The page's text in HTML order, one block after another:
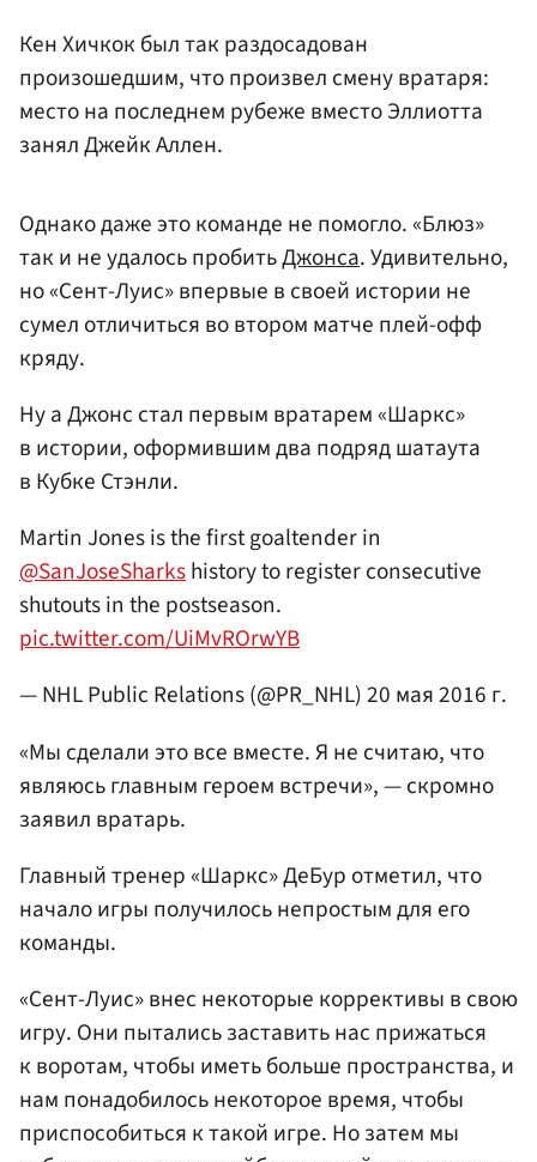
Кен Хичкок был так раздосадован
произошедшим, что произвел смену вратаря:
место на последнем рубеже вместо Эллиотта
занялДжейк Аллен.
Однако даже это команде не помогло. «Блюз»
так и не удалось пробитьДжонса. Удивительно,
но «Сент-Луис» впервые в своей истории не
сумел отличиться во втором матче плей-офф
кряду.
Ну а Джонс стал первым вратарем «Шаркс»
в истории, оформившим два подряд шатаута
в Кубке Стэнли.
Martin Jones is the first goaltender in
@SanJoseSharkshistory to register consecutive
shutouts in the postseason.
pic.twitter.com/UiMvROrwYB
— NHL Public Relations (@PR_NHL)20 мая 2016 г.
«Мы сделали это все вместе. Я не считаю, что
являюсь главным героем встречи», — скромно
заявил вратарь.
Главный тренер «Шаркс» ДеБур отметил, что
начало игры получилось непростым для его
команды.
«Сент-Луис» внес некоторые коррективы в свою
игру. Они пытались заставить нас прижаться
к воротам, чтобы иметь больше пространства, и
нам понадобилось некоторое время, чтобы
приспособиться к такой игре. Но затем мы